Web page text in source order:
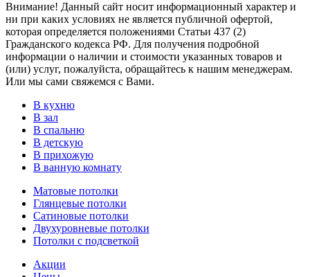
Внимание! Данный сайт носит информационный характер и
ни при каких условиях не является публичной офертой,
которая определяется положениями Статьи 437 (2)
Гражданского кодекса РФ. Для получения подробной
информации о наличии и стоимости указанных товаров и
(или) услуг, пожалуйста, обращайтесь к нашим менеджерам.
Или мы сами свяжемся с Вами.
В кухню
В зал
В спальню
В детскую
В прихожую
В ванную комнату
Матовые потолки
Глянцевые потолки
Сатиновые потолки
Двухуровневые потолки
Потолки с подсветкой
Акции